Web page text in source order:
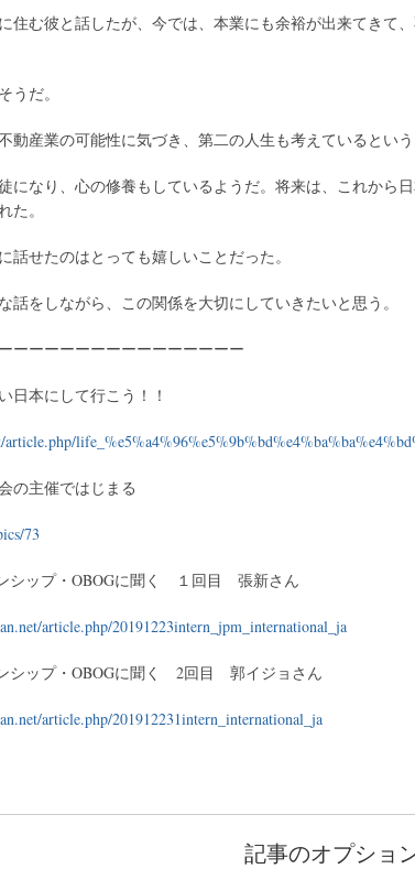
住む彼と話したが、今では、本業にも余裕が出来てきて
うだ。
動産業の可能性に気づき、第二の人生も考えているという
になり、心の修養もしているようだ。将来は、これから
た。
話せたのはとっても嬉しいことだった。
話をしながら、この関係を大切にしていきたいと思う。
ーーーーーーーーーーーーーーー
日本にして行こう！！
article.php/
の主催ではじまる
73
シップ・OBOGに聞く １回目 張新さん
article.php/20191223intern_jpm_international_ja
シップ・OBOGに聞く 2回目 郭イジョさん
article.php/201912231intern_international_ja
記事のオプショ